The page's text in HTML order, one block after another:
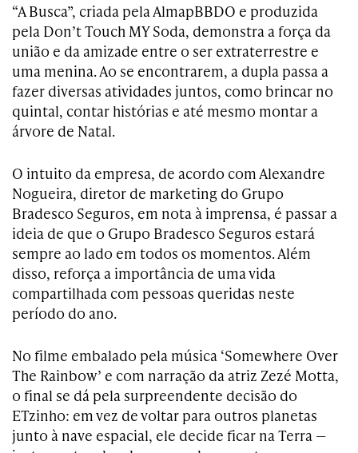
“A Busca”, criada pela AlmapBBDO e produzida
pela Don’t Touch MY Soda, demonstra a força da
união e da amizade entre o ser extraterrestre e
uma menina. Ao se encontrarem, a dupla passa a
fazer diversas atividades juntos, como brincar no
quintal, contar histórias e até mesmo montar a
árvore de Natal.
O intuito da empresa, de acordo com Alexandre
Nogueira, diretor de marketing do Grupo
Bradesco Seguros, em nota à imprensa, é passar a
ideia de que o Grupo Bradesco Seguros estará
sempre ao lado em todos os momentos. Além
disso, reforça a importância de uma vida
compartilhada com pessoas queridas neste
período do ano.
No filme embalado pela música ‘Somewhere Over
The Rainbow’ e com narração da atriz Zezé Motta,
o final se dá pela surpreendente decisão do
ETzinho: em vez de voltar para outros planetas
junto à nave espacial, ele decide ficar na Terra —